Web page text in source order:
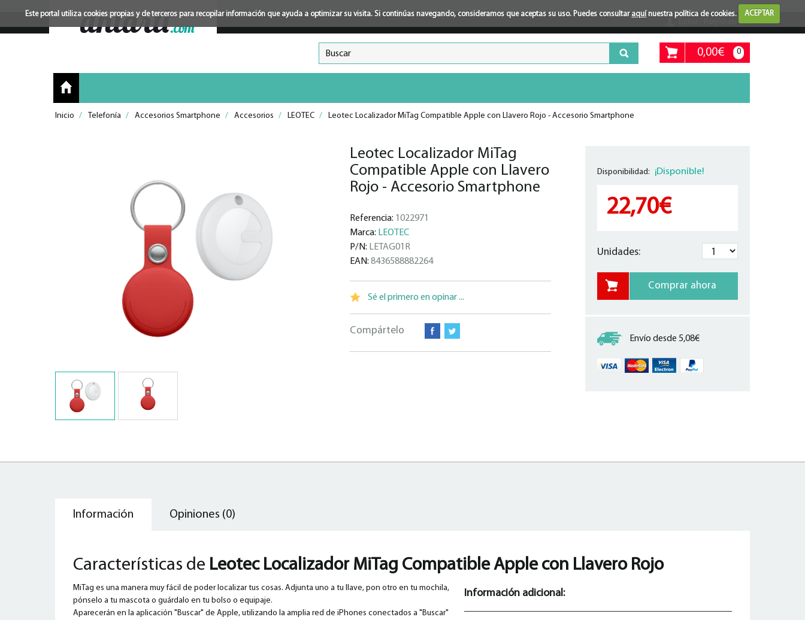
Este portal utiliza cookies propias y de terceros para recopilar información que ayuda a optimizar su visita. Si continúas navegando, consideramos que aceptas su uso. Puedes consultar aquínuestra política de cookies. ACEPTAR
0,00€ 0
Inicio / Telefonía / Accesorios Smartphone / Accesorios / LEOTEC / Leotec Localizador MiTag Compatible Apple con Llavero Rojo - Accesorio Smartphone
Leotec Localizador MiTag
Compatible Apple con Llavero
Rojo - Accesorio Smartphone
Referencia: 1022971
Marca: LEOTEC
P/N: LETAG01R
EAN: 8436588882264
Sé el primero en opinar ...
Compártelo
Disponibilidad: ¡Disponible!
22,70€
Unidades:
Envío desde 5,08€
Información Opiniones (0)
Características de Leotec Localizador MiTag Compatible Apple con Llavero Rojo
MiTag es una manera muy fácil de poder localizar tus cosas. Adjunta uno a tu llave, pon otro en tu mochila,
pónselo a tu mascota o guárdalo en tu bolso o equipaje.
Aparecerán en la aplicación "Buscar" de Apple, utilizando la amplia red de iPhones conectados a "Buscar"
Información adicional: